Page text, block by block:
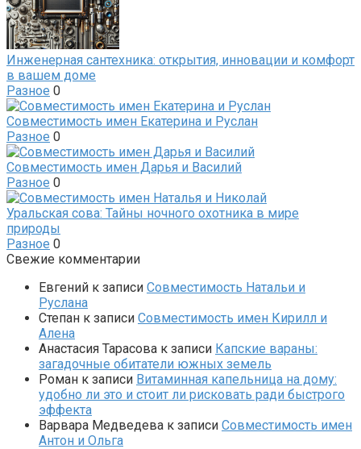
Инженерная сантехника: открытия, инновации и комфорт
в вашем доме
Разное 0
Совместимость имен Екатерина и Руслан
Разное 0
Совместимость имен Дарья и Василий
Разное 0
Уральская сова: Тайны ночного охотника в мире
природы
Разное 0
Свежие комментарии
Евгений к записи Совместимость Натальи и
Руслана
Степан к записи Совместимость имен Кирилл и
Алена
Анастасия Тарасова к записи Капские вараны:
загадочные обитатели южных земель
Роман к записи Витаминная капельница на дому:
удобно ли это и стоит ли рисковать ради быстрого
эффекта
Варвара Медведева к записи Совместимость имен
Антон и Ольга